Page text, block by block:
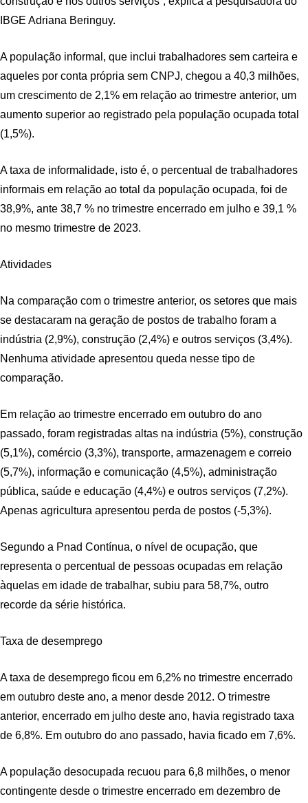
IBGE Adriana Beringuy.
A população informal, que inclui trabalhadores sem carteira e
aqueles por conta própria sem CNPJ, chegou a 40,3 milhões,
um crescimento de 2,1% em relação ao trimestre anterior, um
aumento superior ao registrado pela população ocupada total
(1,5%).
A taxa de informalidade, isto é, o percentual de trabalhadores
informais em relação ao total da população ocupada, foi de
38,9%, ante 38,7 % no trimestre encerrado em julho e 39,1 %
no mesmo trimestre de 2023.
Atividades
Na comparação com o trimestre anterior, os setores que mais
se destacaram na geração de postos de trabalho foram a
indústria (2,9%), construção (2,4%) e outros serviços (3,4%).
Nenhuma atividade apresentou queda nesse tipo de
comparação.
Em relação ao trimestre encerrado em outubro do ano
passado, foram registradas altas na indústria (5%), construção
(5,1%), comércio (3,3%), transporte, armazenagem e correio
(5,7%), informação e comunicação (4,5%), administração
pública, saúde e educação (4,4%) e outros serviços (7,2%).
Apenas agricultura apresentou perda de postos (-5,3%).
Segundo a Pnad Contínua, o nível de ocupação, que
representa o percentual de pessoas ocupadas em relação
àquelas em idade de trabalhar, subiu para 58,7%, outro
recorde da série histórica.
Taxa de desemprego
A taxa de desemprego ficou em 6,2% no trimestre encerrado
em outubro deste ano, a menor desde 2012. O trimestre
anterior, encerrado em julho deste ano, havia registrado taxa
de 6,8%. Em outubro do ano passado, havia ficado em 7,6%.
A população desocupada recuou para 6,8 milhões, o menor
contingente desde o trimestre encerrado em dezembro de